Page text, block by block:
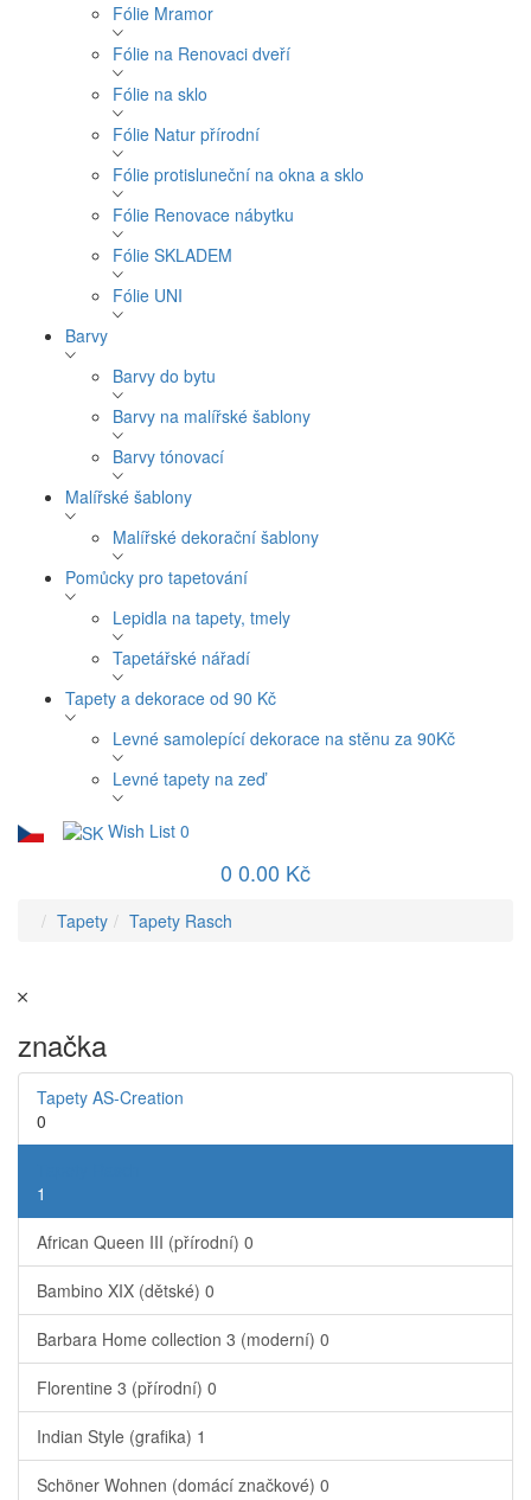
Fólie Mramor
Fólie na Renovaci dveří
Fólie na sklo
Fólie Natur přírodní
Fólie protisluneční na okna a sklo
Fólie Renovace nábytku
Fólie SKLADEM
Fólie UNI
Barvy
Barvy do bytu
Barvy na malířské šablony
Barvy tónovací
Malířské šablony
Malířské dekorační šablony
Pomůcky pro tapetování
Lepidla na tapety, tmely
Tapetářské nářadí
Tapety a dekorace od 90 Kč
Levné samolepící dekorace na stěnu za 90Kč
Levné tapety na zeď
Wish List 0
0 0.00 Kč
Tapety Tapety Rasch
značka
Tapety AS-Creation
0
1
African Queen III (přírodní) 0
Bambino XIX (dětské) 0
Barbara Home collection 3 (moderní) 0
Florentine 3 (přírodní) 0
Indian Style (grafika) 1
Schöner Wohnen (domácí značkové) 0